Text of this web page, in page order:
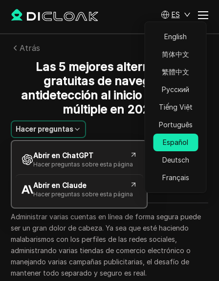
ES
English
简体中文
繁體中文
Русский
Tiếng Việt
Português
Español
Deutsch
Français
Atrás
Las 5 mejores alternativas
gratuitas de navegador
antidetección al inicio de sesión
múltiple en 2025
Hacer preguntas
Abrir en ChatGPT
Hacer preguntas sobre esta página
Abrir en Claude
Hacer preguntas sobre esta página
Felipe Moreira
12 oct 2025 3 minuto de lectura
Copy Link
Administrar varias cuentas en línea de forma segura puede
ser un gran dolor de cabeza. Ya sea que esté haciendo
malabarismos con los perfiles de las redes sociales,
administrando varias tiendas de comercio electrónico o
manejando varias campañas publicitarias, el desafío de
mantener todo separado y seguro es real.